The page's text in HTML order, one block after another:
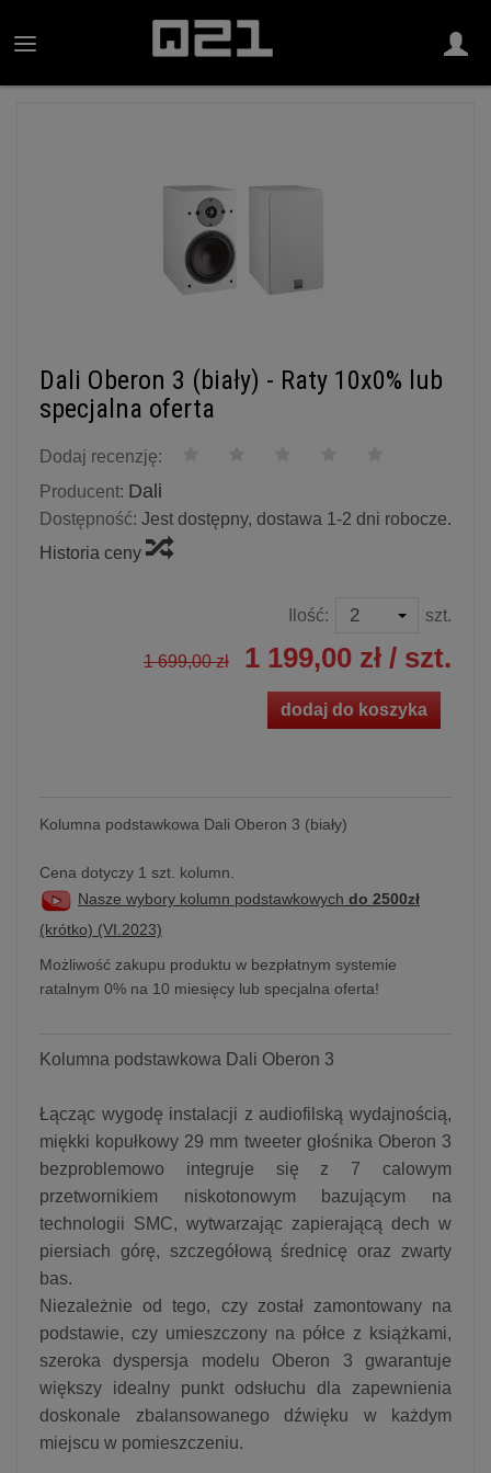
Dali Oberon 3 (biały) - Raty 10x0% lub
specjalna oferta
Dodaj recenzję:
Producent: Dali
Dostępność: Jest dostępny, dostawa 1-2 dni robocze.
Historia ceny
Ilość: szt.
1 699,00 zł 1 199,00 zł / szt.
dodaj do koszyka
Kolumna podstawkowa Dali Oberon 3 (biały)
Cena dotyczy 1 szt. kolumn.
Nasze wybory kolumn podstawkowych do 2500zł
(krótko) (VI.2023)
Możliwość zakupu produktu w bezpłatnym systemie
ratalnym 0% na 10 miesięcy lub specjalna oferta!
Kolumna podstawkowa Dali Oberon 3
Łącząc wygodę instalacji z audiofilską wydajnością,
miękki kopułkowy 29 mm tweeter głośnika Oberon 3
bezproblemowo integruje się z 7 calowym
przetwornikiem niskotonowym bazującym na
technologii SMC, wytwarzając zapierającą dech w
piersiach górę, szczegółową średnicę oraz zwarty
bas.
Niezależnie od tego, czy został zamontowany na
podstawie, czy umieszczony na półce z książkami,
szeroka dyspersja modelu Oberon 3 gwarantuje
większy idealny punkt odsłuchu dla zapewnienia
doskonale zbalansowanego dźwięku w każdym
miejscu w pomieszczeniu.